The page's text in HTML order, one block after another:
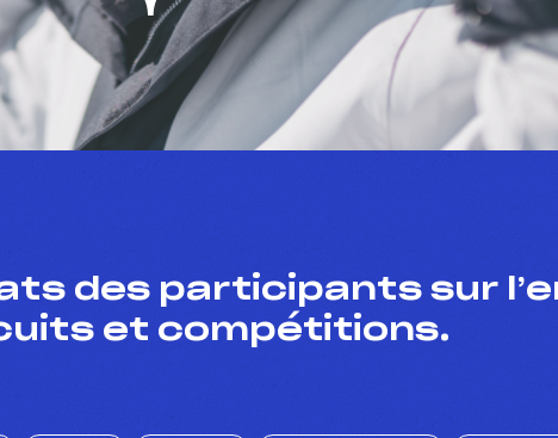
des participants sur
et compétitions.